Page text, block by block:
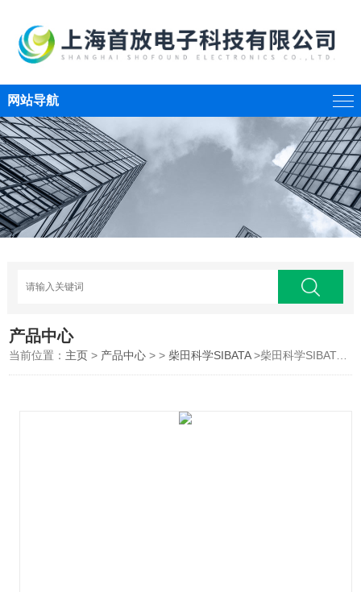
网站导航
产品中心
当前位置： 主页 > 产品中心 > > 柴田科学SIBATA>柴田科学SIBATA 数码孔板流量仪